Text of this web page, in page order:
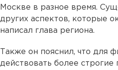
Москве в разное время.
других аспектов, которые
написал глава региона.
Также он пояснил, что для
действовать более строгие